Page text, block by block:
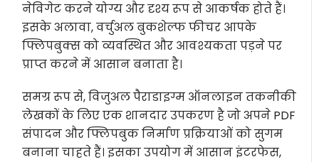
नेविगेट करने योग्य और दृश्य रूप से आकर्षक होते हैं।
इसके अलावा, वर्चुअल बुकशेल्फ फीचर आपके
फ्लिपबुक्स को व्यवस्थित और आवश्यकता पड़ने पर
प्राप्त करने में आसान बनाता है।
समग्र रूप से, विजुअल पैराडाइग्म ऑनलाइन तकनीकी
लेखकों के लिए एक शानदार उपकरण है जो अपने PDF
संपादन और फ्लिपबुक निर्माण प्रक्रियाओं को सुगम
बनाना चाहते हैं। इसका उपयोग में आसान इंटरफेस,